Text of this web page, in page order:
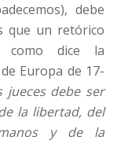
debe
que un retórico
como dice la
Europa de 17-
jueces debe ser
la libertad, del
y de la